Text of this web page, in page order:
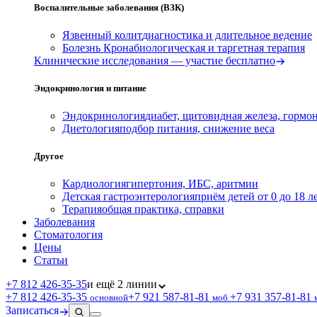
Воспалительные заболевания (ВЗК)
Язвенный колитдиагностика и длительное ведение
Болезнь Кронабиологическая и таргетная терапия
Клинические исследования — участие бесплатно
Эндокринология и питание
Эндокринологиядиабет, щитовидная железа,
Диетологияподбор питания, снижение веса
Другое
Кардиологиягипертония, ИБС, аритмии
Детская гастроэнтерологияприём детей от 0 до 18
Терапияобщая практика, справки
Заболевания
Стоматология
Цены
Статьи
+7 812 426‑35‑35и ещё 2 линии
+7 812 426‑35‑35 основной+7 921 587‑81‑81 моб.+7 931 357‑81‑81
Записаться